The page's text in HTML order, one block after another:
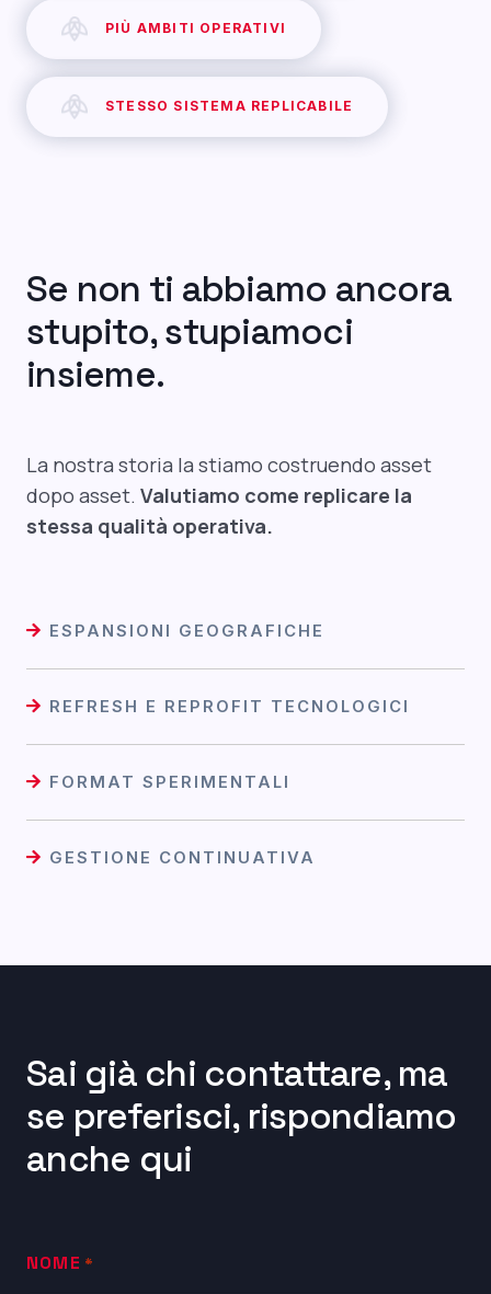
PIÙ AMBITI OPERATIVI
STESSO SISTEMA REPLICABILE
Se non ti abbiamo ancora
stupito, stupiamoci
insieme.
La nostra storia la stiamo costruendo asset
dopo asset. Valutiamo come replicare la
stessa qualità operativa.
ESPANSIONI GEOGRAFICHE
REFRESH E REPROFIT TECNOLOGICI
FORMAT SPERIMENTALI
GESTIONE CONTINUATIVA
Sai già chi contattare, ma
se preferisci, rispondiamo
anche qui
NOME *